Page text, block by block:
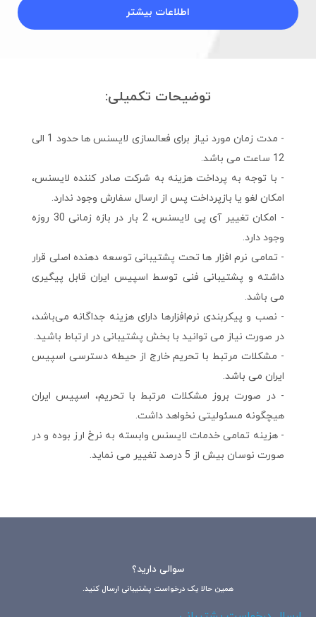
اطلاعات بیشتر
توضیحات تکمیلی:
- مدت زمان مورد نیاز برای فعالسازی لایسنس ها حدود 1 الی
12 ساعت می باشد.
- با توجه به پرداخت هزینه به شرکت صادر کننده لایسنس،
امکان لغو یا بازپرداخت پس از ارسال سفارش وجود ندارد.
- امکان تغییر آی پی لایسنس، 2 بار در بازه زمانی 30 روزه
وجود دارد.
- تمامی نرم افزار ها تحت پشتیبانی توسعه دهنده اصلی قرار
داشته و پشتیبانی فنی توسط اسپیس ایران قابل پیگیری
می ‌باشد.
- نصب و پیکربندی نرم‌افزارها دارای هزینه‌ جداگانه می‌باشد،
در صورت نیاز می توانید با بخش پشتیبانی در ارتباط باشید.
- مشکلات مرتبط با تحریم خارج از حیطه دسترسی اسپیس
ایران می‌ باشد.
- در صورت بروز مشکلات مرتبط با تحریم، اسپیس ایران
هیچگونه مسئولیتی نخواهد داشت.
- هزینه تمامی خدمات لایسنس وابسته به نرخ ارز بوده و در
صورت نوسان بیش از 5 درصد تغییر می نماید.
سوالی دارید؟
همین حالا یک درخواست پشتیبانی ارسال کنید.